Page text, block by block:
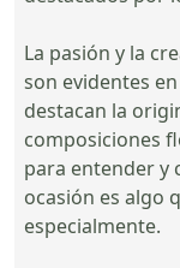
La pasión y la
son evidentes
destacan la
composiciones
para entender y
ocasión es algo
especialmente.